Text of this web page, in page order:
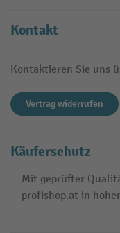
Kontakt
Kontaktieren Sie uns
Vertrag widerrufen
Käuferschutz
Mit geprüfter
profishop.at in